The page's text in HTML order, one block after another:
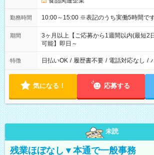
勤務時間 10:00～15:00 ※表記のうち実働5時間で
期間
3ヶ月以上【ご応募から1週間以内(最短2
可能】即日～
特徴 日払いOK / 履歴書不要 / 電話対応なし /
気になる！ 応募する
未読
残業ほぼなし▼本通で一般事務